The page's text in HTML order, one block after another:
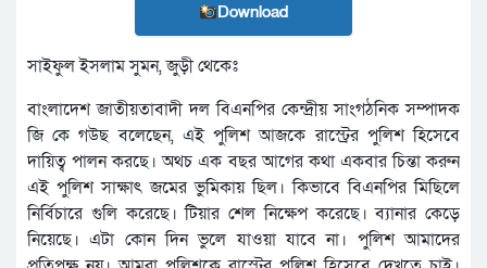
Download
সাইফুল ইসলাম সুমন, জুড়ী থেকেঃ
বাংলাদেশ জাতীয়তাবাদী দল বিএনপির কেন্দ্রীয় সাংগঠনিক সম্পাদক
জি কে গউছ বলেছেন, এই পুলিশ আজকে রাস্ট্রের পুলিশ হিসেবে
দায়িত্ব পালন করছে। অথচ এক বছর আগের কথা একবার চিন্তা করুন
এই পুলিশ সাক্ষাৎ জমের ভুমিকায় ছিল। কিভাবে বিএনপির মিছিলে
নির্বিচারে গুলি করেছে। টিয়ার শেল নিক্ষেপ করেছে। ব্যানার কেড়ে
নিয়েছে। এটা কোন দিন ভুলে যাওয়া যাবে না। পুলিশ আমাদের